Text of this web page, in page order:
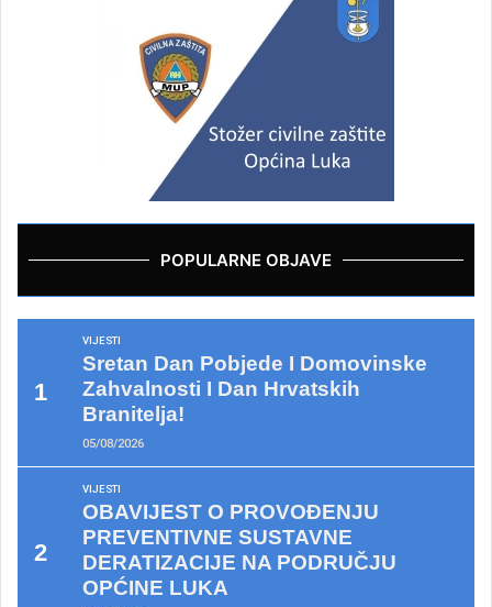
POPULARNE OBJAVE
VIJESTI
Sretan Dan Pobjede I Domovinske
Zahvalnosti I Dan Hrvatskih
Branitelja!
05/08/2026
VIJESTI
OBAVIJEST O PROVOĐENJU
PREVENTIVNE SUSTAVNE
DERATIZACIJE NA PODRUČJU
OPĆINE LUKA